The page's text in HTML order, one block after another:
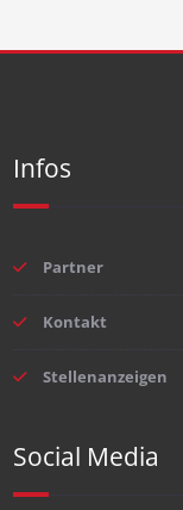
Infos
Partner
Kontakt
Stellenanzeigen
Social Media